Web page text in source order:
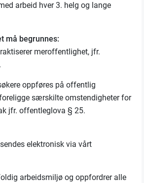
arbeid hver 3. helg og lange
må begrunnes:
meroffentlighet, jfr.
oppføres på offentlig
særskilte omstendigheter for
jfr. offentleglova § 25.
elektronisk via vårt
arbeidsmiljø og oppfordrer alle